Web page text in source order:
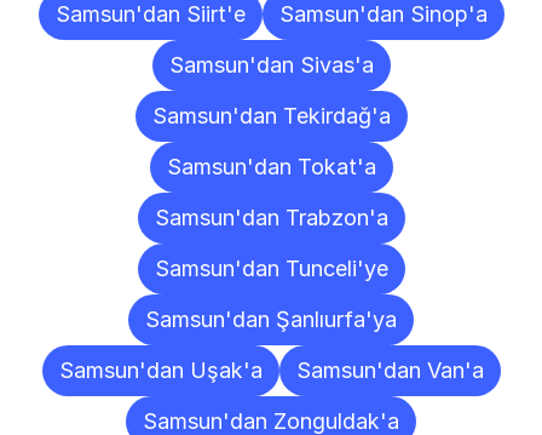
Samsun'dan Siirt'e
Samsun'dan Sinop'a
Samsun'dan Sivas'a
Samsun'dan Tekirdağ'a
Samsun'dan Tokat'a
Samsun'dan Trabzon'a
Samsun'dan Tunceli'ye
Samsun'dan Şanlıurfa'ya
Samsun'dan Uşak'a
Samsun'dan Van'a
Samsun'dan Zonguldak'a